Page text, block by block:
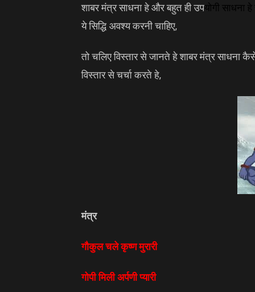
शाबर मंत्र साधना हे और बहुत ही उपयोगी साधना हे
ये सिद्धि अवश्य करनी चाहिए,
तो चलिए विस्तार से जानते हे शाबर मंत्र साधना
विस्तार से चर्चा करते हे,
मंत्र
गौकुल चले कृष्ण मुरारी
गोपी मिली अर्पणी प्यारी